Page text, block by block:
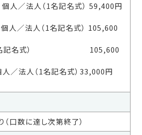
個人／法人（1名記名式） 59,400円
個人／法人（1名記名式） 105,600
（2名記名式） 105,600
人／法人（1名記名式）33,000円
口数に達し次第終了）